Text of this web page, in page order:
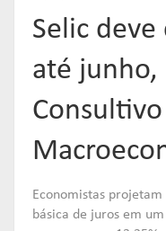
COMUNICADOS OFICIAIS
PUBLICAÇÕES
INSTITUCIONAL
Links mais acessados:
FÓRUNS DE APOIO
GUIAS DE BOAS PRÁTICAS
REPRESENTAR
Links mais acessados:
SOLICITAÇÕES & SERVIÇOS
ORGANISMOS DE
AUTORREGULAR
Links mais acessados:
Links mais acessados:
plataforma
ANBIMA EDU
transição
Selic deve
até junho,
Consultivo
Economistas
básica de juros em